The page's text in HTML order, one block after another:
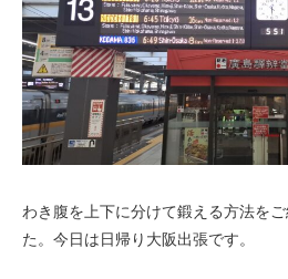
お客様の声（
お客様の声（50
お客様の声（
わき腹を上下に分けて鍛える方法を
た。今日は日帰り大阪出張です。